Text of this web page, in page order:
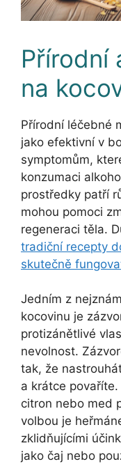
Přírodní
na
Přírodní léčebné
jako efektivní v
symptomům,
konzumaci
prostředky patří
mohou pomoci
regeneraci těla.
tradiční recepty
skutečně
Jedním z
kocovinu je
protizánětlivé
nevolnost.
tak, že
a krátce
citron nebo med
volbou je
zklidňujícími
jako čaj nebo